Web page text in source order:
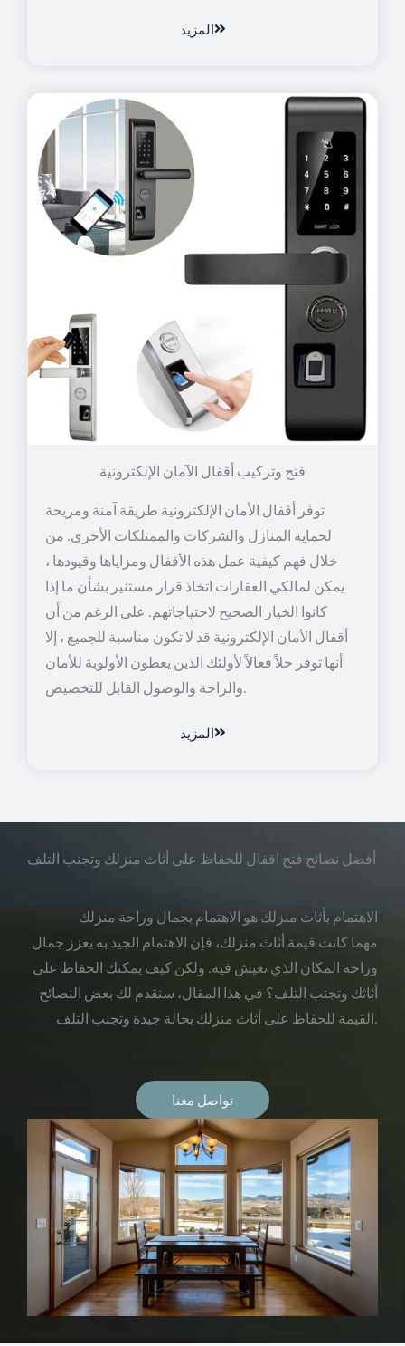
المزيد
توفر أقفال الأمان الإلكترونية طريقة آمنة ومريحة
لحماية المنازل والشركات والممتلكات الأخرى. من
خلال فهم كيفية عمل هذه الأقفال ومزاياها وقيودها ،
يمكن لمالكي العقارات اتخاذ قرار مستنير بشأن ما إذا
كانوا الخيار الصحيح لاحتياجاتهم. على الرغم من أن
أقفال الأمان الإلكترونية قد لا تكون مناسبة للجميع ، إلا
أنها توفر حلاً فعالاً لأولئك الذين يعطون الأولوية للأمان
والراحة والوصول القابل للتخصيص.
المزيد
أفضل نصائح فتح اقفال للحفاظ على أثاث منزلك وتجنب التلف
الاهتمام بأثاث منزلك هو الاهتمام بجمال وراحة منزلك
مهما كانت قيمة أثاث منزلك، فإن الاهتمام الجيد به يعزز جمال
وراحة المكان الذي تعيش فيه. ولكن كيف يمكنك الحفاظ على
أثاثك وتجنب التلف؟ في هذا المقال، سنقدم لك بعض النصائح
القيمة للحفاظ على أثاث منزلك بحالة جيدة وتجنب التلف.
تواصل معنا